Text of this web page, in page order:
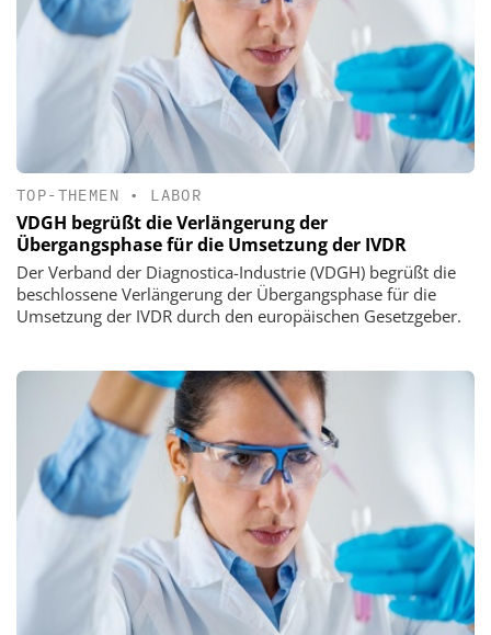
TOP-THEMEN • LABOR
VDGH begrüßt die Verlängerung der
Übergangsphase für die Umsetzung der IVDR
Der Verband der Diagnostica-Industrie (VDGH) begrüßt die
beschlossene Verlängerung der Übergangsphase für die
Umsetzung der IVDR durch den europäischen Gesetzgeber.